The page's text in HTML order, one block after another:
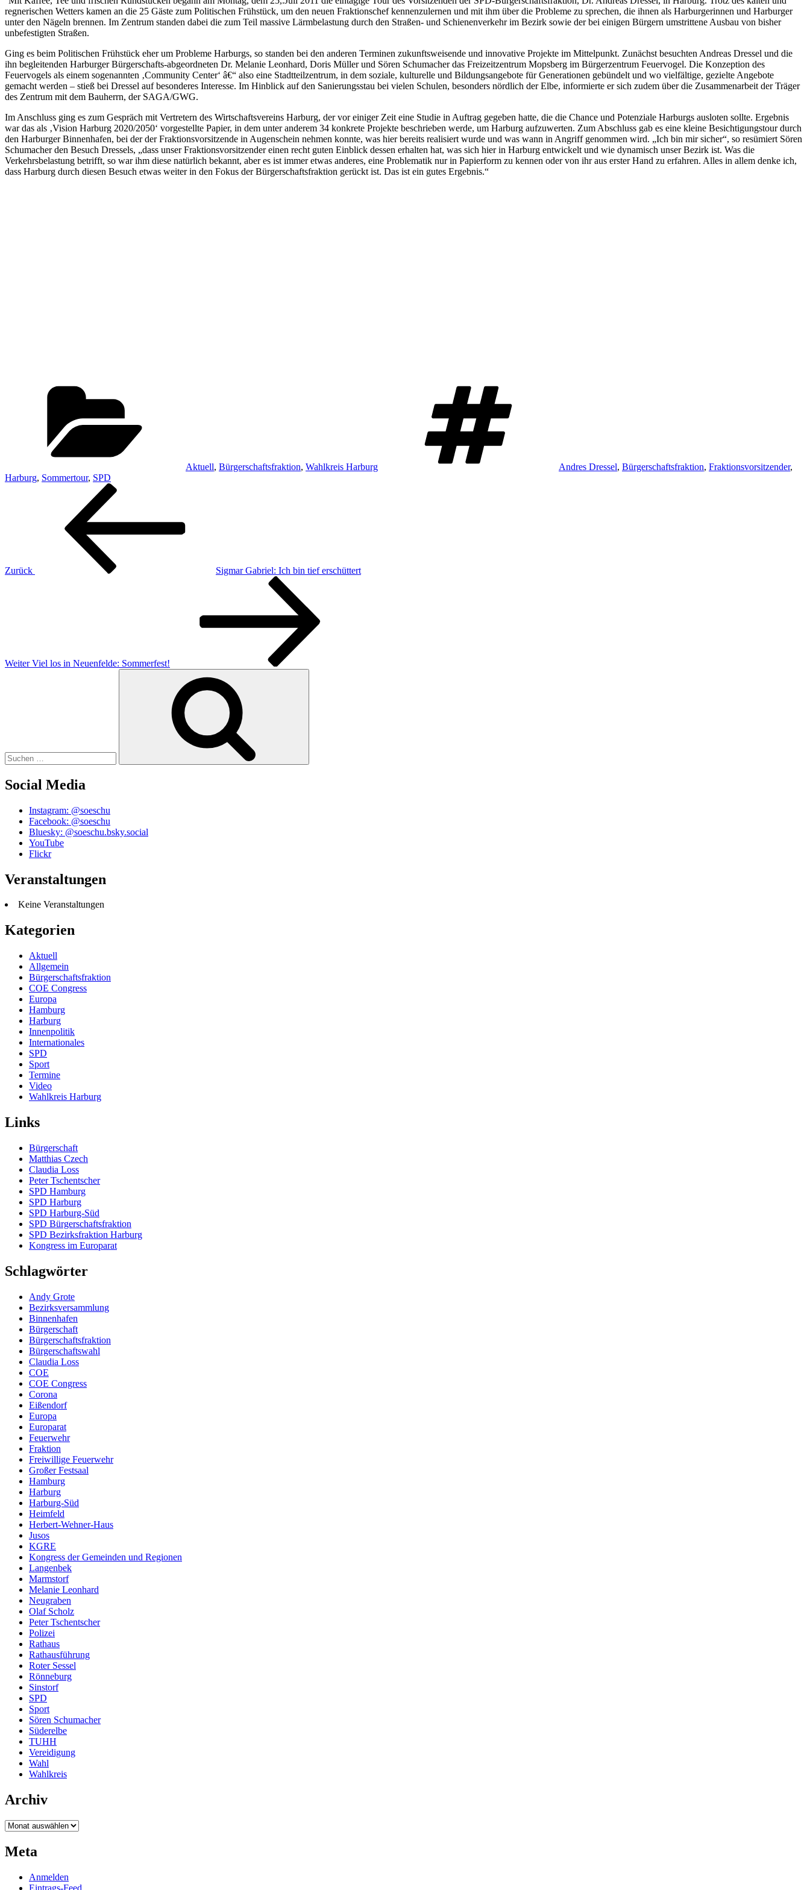
regnerischen Wetters kamen an die 25 Gäste zum Politischen Frühstück, um den neuen Fraktionschef kennenzulernen und mit ihm über die Probleme zu sprechen, die ihnen als Harburgerinnen und Harburger
unter den Nägeln brennen. Im Zentrum standen dabei die zum Teil massive Lärmbelastung durch den Straßen- und Schienenverkehr im Bezirk sowie der bei einigen Bürgern umstrittene Ausbau von bisher
unbefestigten Straßen.
Ging es beim Politischen Frühstück eher um Probleme Harburgs, so standen bei den anderen Terminen zukunftsweisende und innovative Projekte im Mittelpunkt. Zunächst besuchten Andreas Dressel und die
ihn begleitenden Harburger Bürgerschafts-abgeordneten Dr. Melanie Leonhard, Doris Müller und Sören Schumacher das Freizeitzentrum Mopsberg im Bürgerzentrum Feuervogel. Die Konzeption des
Feuervogels als einem sogenannten ‚Community Center‘ â€“ also eine Stadtteilzentrum, in dem soziale, kulturelle und Bildungsangebote für Generationen gebündelt und wo vielfältige, gezielte Angebote
gemacht werden – stieß bei Dressel auf besonderes Interesse. Im Hinblick auf den Sanierungsstau bei vielen Schulen, besonders nördlich der Elbe, informierte er sich zudem über die Zusammenarbeit der Träger
des Zentrum mit dem Bauherrn, der SAGA/GWG.
Im Anschluss ging es zum Gespräch mit Vertretern des Wirtschaftsvereins Harburg, der vor einiger Zeit eine Studie in Auftrag gegeben hatte, die die Chance und Potenziale Harburgs ausloten sollte. Ergebnis
war das als ‚Vision Harburg 2020/2050‘ vorgestellte Papier, in dem unter anderem 34 konkrete Projekte beschrieben werde, um Harburg aufzuwerten. Zum Abschluss gab es eine kleine Besichtigungstour durch
den Harburger Binnenhafen, bei der der Fraktionsvorsitzende in Augenschein nehmen konnte, was hier bereits realisiert wurde und was wann in Angriff genommen wird. „Ich bin mir sicher“, so resümiert Sören
Schumacher den Besuch Dressels, „dass unser Fraktionsvorsitzender einen recht guten Einblick dessen erhalten hat, was sich hier in Harburg entwickelt und wie dynamisch unser Bezirk ist. Was die
Verkehrsbelastung betrifft, so war ihm diese natürlich bekannt, aber es ist immer etwas anderes, eine Problematik nur in Papierform zu kennen oder von ihr aus erster Hand zu erfahren. Alles in allem denke ich,
dass Harburg durch diesen Besuch etwas weiter in den Fokus der Bürgerschaftsfraktion gerückt ist. Das ist ein gutes Ergebnis.“
Aktuell, Bürgerschaftsfraktion, Wahlkreis Harburg Andres Dressel, Bürgerschaftsfraktion, Fraktionsvorsitzender,
Harburg, Sommertour, SPD
Beitragsnavigation
Zurück
Sigmar Gabriel: Ich bin tief erschüttert
Weiter Viel los in Neuenfelde: Sommerfest!
Social Media
Instagram: @soeschu
Facebook: @soeschu
Bluesky: @soeschu.bsky.social
YouTube
Flickr
Veranstaltungen
Keine Veranstaltungen
Kategorien
Aktuell
Allgemein
Bürgerschaftsfraktion
COE Congress
Europa
Hamburg
Harburg
Innenpolitik
Internationales
SPD
Sport
Termine
Video
Wahlkreis Harburg
Links
Bürgerschaft
Matthias Czech
Claudia Loss
Peter Tschentscher
SPD Hamburg
SPD Harburg
SPD Harburg-Süd
SPD Bürgerschaftsfraktion
SPD Bezirksfraktion Harburg
Kongress im Europarat
Schlagwörter
Andy Grote
Bezirksversammlung
Binnenhafen
Bürgerschaft
Bürgerschaftsfraktion
Bürgerschaftswahl
Claudia Loss
COE
COE Congress
Corona
Eißendorf
Europa
Europarat
Feuerwehr
Fraktion
Freiwillige Feuerwehr
Großer Festsaal
Hamburg
Harburg
Harburg-Süd
Heimfeld
Herbert-Wehner-Haus
Jusos
KGRE
Kongress der Gemeinden und Regionen
Langenbek
Marmstorf
Melanie Leonhard
Neugraben
Olaf Scholz
Peter Tschentscher
Polizei
Rathaus
Rathausführung
Roter Sessel
Rönneburg
Sinstorf
SPD
Sport
Sören Schumacher
Süderelbe
TUHH
Vereidigung
Wahl
Wahlkreis
Archiv
Archiv
Meta
Anmelden
Eintrags-Feed